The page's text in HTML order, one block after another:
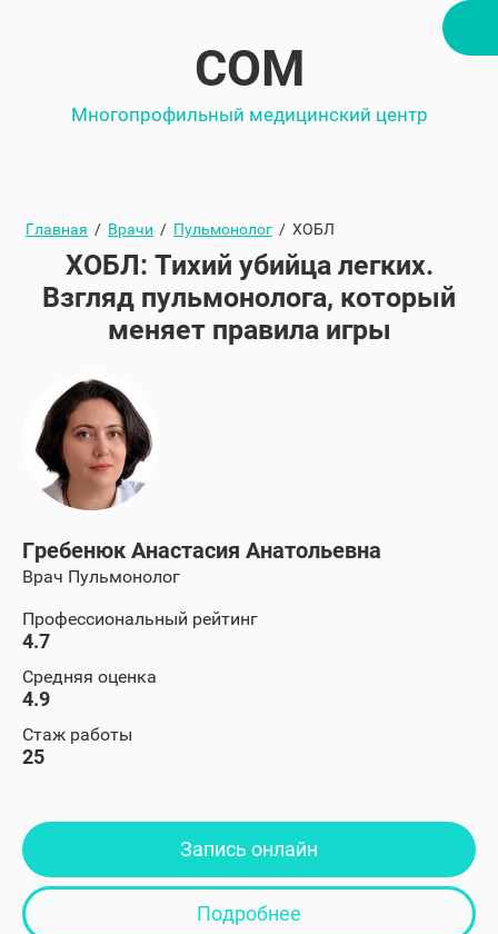
Многопрофильный медицинский центр
СОМ
Главная / Врачи / Пульмонолог / ХОБЛ
ХОБЛ: Тихий убийца легких.
Взгляд пульмонолога, который
меняет правила игры
Гребенюк Анастасия Анатольевна
Врач Пульмонолог
Профессиональный рейтинг
4.7
Средняя оценка
4.9
Стаж работы
25
Запись онлайн
Подробнее